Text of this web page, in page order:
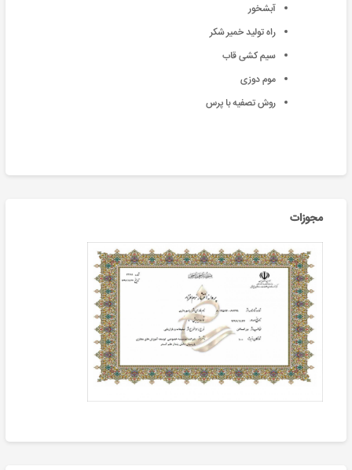
آبشخور
راه تولید خمیر شکر
سیم کشی قاب
موم دوزی
روش تصفیه با پرس
مجوزات